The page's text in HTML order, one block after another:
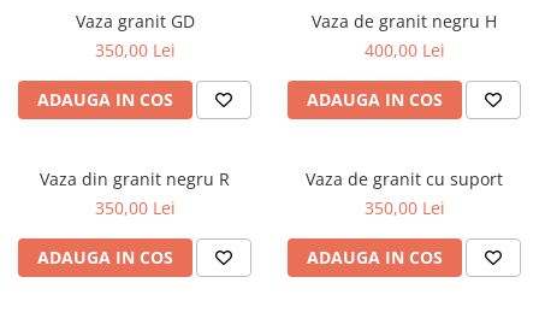
Vaza granit GD
350,00 Lei
ADAUGA IN COS
Vaza de granit negru H
400,00 Lei
ADAUGA IN COS
Vaza din granit negru R
350,00 Lei
ADAUGA IN COS
Vaza de granit cu suport
350,00 Lei
ADAUGA IN COS